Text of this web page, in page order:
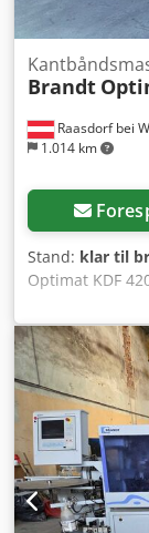
Raasdorf bei
1.014 km
Brandt
Stand: klar til
Optimat KDF
styring
Forglimning
Ahhsf Plan- og
mm